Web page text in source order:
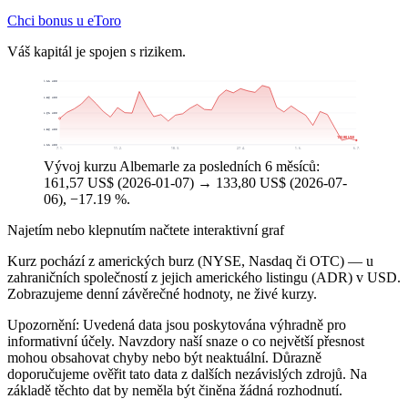
Chci bonus u eToro
Váš kapitál je spojen s rizikem.
128,11 US$
148,36 US$
168,61 US$
188,86 US$
209,11 US$
7. 1. 11. 2. 18. 3. 27. 4. 1. 6. 6. 7.
133,80 US$
Vývoj kurzu Albemarle za posledních 6 měsíců:
161,57 US$ (2026-01-07) → 133,80 US$ (2026-07-
06), −17.19 %.
Najetím nebo klepnutím načtete interaktivní graf
Kurz pochází z amerických burz (NYSE, Nasdaq či OTC) — u
zahraničních společností z jejich amerického listingu (ADR) v USD.
Zobrazujeme denní závěrečné hodnoty, ne živé kurzy.
Upozornění: Uvedená data jsou poskytována výhradně pro
informativní účely. Navzdory naší snaze o co největší přesnost
mohou obsahovat chyby nebo být neaktuální. Důrazně
doporučujeme ověřit tato data z dalších nezávislých zdrojů. Na
základě těchto dat by neměla být činěna žádná rozhodnutí.